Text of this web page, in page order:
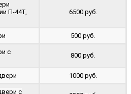
П-44Т,
6500 руб.
500 руб.
с
800 руб.
1000 руб.
с